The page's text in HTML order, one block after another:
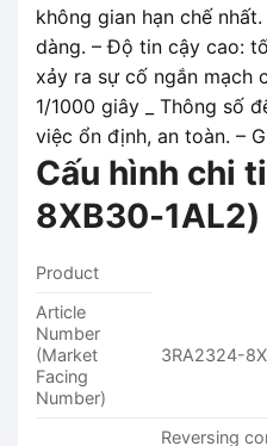
không gian hạn chế
dàng. – Độ tin cậy cao:
xảy ra sự cố ngắn mạch
1/1000 giây _ Thông số
việc ổn định, an toàn. –
Cấu hình chi
8XB30-1AL2)
Product
Article
Number
(Market
Facing
Number)
3RA2324-
Reversing